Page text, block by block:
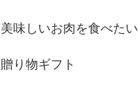
美味しいお肉を食べたい
贈り物ギフト